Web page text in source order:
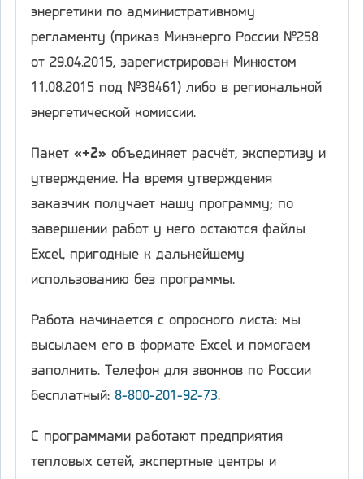
энергетики по административному
регламенту (приказ Минэнерго России №258
от 29.04.2015, зарегистрирован Минюстом
11.08.2015 под №38461) либо в региональной
энергетической комиссии.
Пакет «+2» объединяет расчёт, экспертизу и
утверждение. На время утверждения
заказчик получает нашу программу; по
завершении работ у него остаются файлы
Excel, пригодные к дальнейшему
использованию без программы.
Работа начинается с опросного листа: мы
высылаем его в формате Excel и помогаем
заполнить. Телефон для звонков по России
бесплатный: 8-800-201-92-73.
С программами работают предприятия
тепловых сетей, экспертные центры и